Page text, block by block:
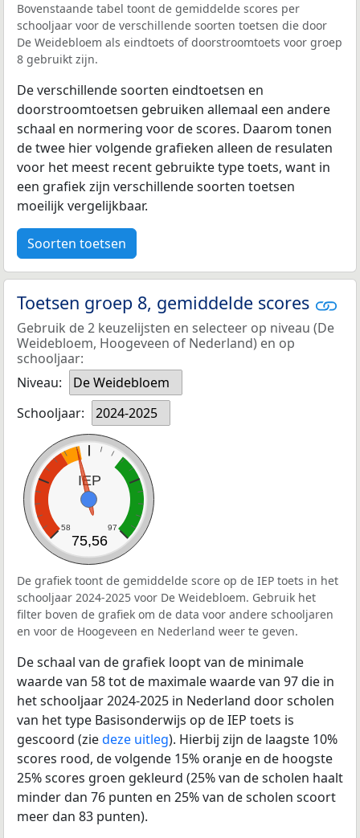
Bovenstaande tabel toont de gemiddelde scores per
schooljaar voor de verschillende soorten toetsen die door
De Weidebloem als eindtoets of doorstroomtoets voor groep
8 gebruikt zijn.
De verschillende soorten eindtoetsen en
doorstroomtoetsen gebruiken allemaal een andere
schaal en normering voor de scores. Daarom tonen
de twee hier volgende grafieken alleen de resulaten
voor het meest recent gebruikte type toets, want in
een grafiek zijn verschillende soorten toetsen
moeilijk vergelijkbaar.
Soorten toetsen
Toetsen groep 8, gemiddelde scores
Gebruik de 2 keuzelijsten en selecteer op niveau (De
Weidebloem, Hoogeveen of Nederland) en op
schooljaar:
Niveau:
De Weidebloem
Schooljaar:
2024-2025
IEP
58 97
75,56
De grafiek toont de gemiddelde score op de IEP toets in het
schooljaar 2024-2025 voor De Weidebloem. Gebruik het
filter boven de grafiek om de data voor andere schooljaren
en voor de Hoogeveen en Nederland weer te geven.
De schaal van de grafiek loopt van de minimale
waarde van 58 tot de maximale waarde van 97 die in
het schooljaar 2024-2025 in Nederland door scholen
van het type Basisonderwijs op de IEP toets is
gescoord (ziedeze uitleg). Hierbij zijn de laagste 10%
scores rood, de volgende 15% oranje en de hoogste
25% scores groen gekleurd (25% van de scholen haalt
minder dan 76 punten en 25% van de scholen scoort
meer dan 83 punten).